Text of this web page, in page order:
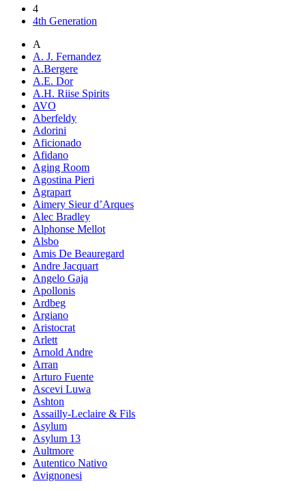
4
4th Generation
A
A. J. Fernandez
A.Bergere
A.E. Dor
A.H. Riise Spirits
AVO
Aberfeldy
Adorini
Aficionado
Afidano
Aging Room
Agostina Pieri
Agrapart
Aimery Sieur d’Arques
Alec Bradley
Alphonse Mellot
Alsbo
Amis De Beauregard
Andre Jacquart
Angelo Gaja
Apollonis
Ardbeg
Argiano
Aristocrat
Arlett
Arnold Andre
Arran
Arturo Fuente
Ascevi Luwa
Ashton
Assailly-Leclaire & Fils
Asylum
Asylum 13
Aultmore
Autentico Nativo
Avignonesi